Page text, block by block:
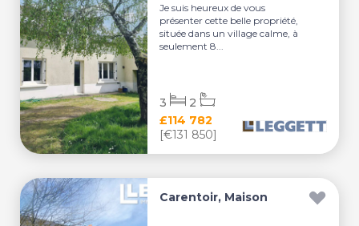
Je suis heureux de vous
présenter cette belle propriété,
située dans un village calme, à
seulement 8...
£114 782
[€131 850]
3 2
Carentoir, Maison